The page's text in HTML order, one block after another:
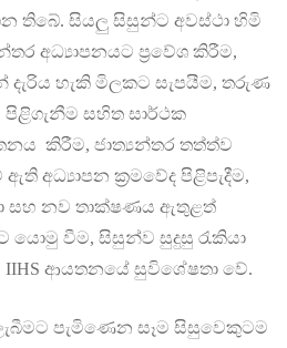
තිබේ. සියලු සිසුන්ට අවස්ථා හිමි
අධ්‍යාපනයට ප්‍රවේශ කිරීම,
දැරිය හැකි මිලකට සැපයීම, තරුණ
පිළිගැනීම සහිත සාර්ථක
කිරීම, ජාත්‍යන්තර තත්ත්ව
අධ්‍යාපන ක්‍රමවේද පිළිපැදීම,
සහ නව තාක්ෂණය ඇතුළත්
වීම, සිසුන්ව සුදුසු රැකියා
IIHS ආයතනයේ සුවිශේෂතා වේ.
පැමිණෙන සෑම සිසු‌වෙකුටම